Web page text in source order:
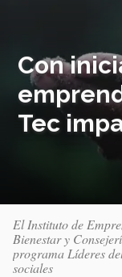
Con
Tec
El Instituto de
Bienestar y
programa Líderes
sociales